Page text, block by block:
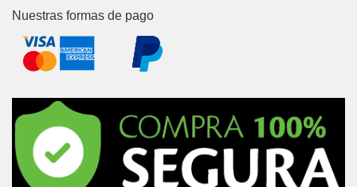
Nuestras formas de pago